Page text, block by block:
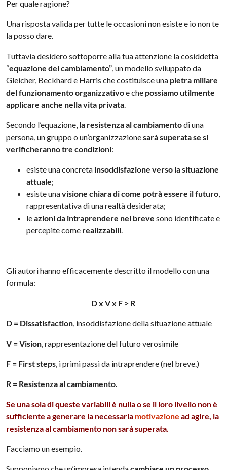
Per quale ragione?
Una risposta valida per tutte le occasioni non esiste e io non te
la posso dare.
Tuttavia desidero sottoporre alla tua attenzione la cosiddetta
“equazione del cambiamento”, un modello sviluppato da
Gleicher, Beckhard e Harris che costituisce una pietra miliare
del funzionamento organizzativoe che possiamo utilmente
applicare anche nella vita privata.
Secondo l’equazione, la resistenza al cambiamentodi una
persona, un gruppo o un’organizzazionesarà superata se si
verificheranno tre condizioni:
esiste una concreta insoddisfazione verso la situazione
attuale;
esiste unavisione chiara di come potrà essere il futuro,
rappresentativa di una realtà desiderata;
leazioni da intraprendere nel breve sono identificate e
percepite come realizzabili.
Gli autori hanno efficacemente descritto il modello con una
formula:
D x V x F > R
D = Dissatisfaction, insoddisfazione della situazione attuale
V = Vision, rappresentazione del futuro verosimile
F = First steps, i primi passi da intraprendere (nel breve.)
R = Resistenza al cambiamento.
Se una sola di queste variabili è nulla o se il loro livello non è
sufficiente a generare la necessaria motivazione ad agire, la
resistenza al cambiamento non sarà superata.
Facciamo un esempio.